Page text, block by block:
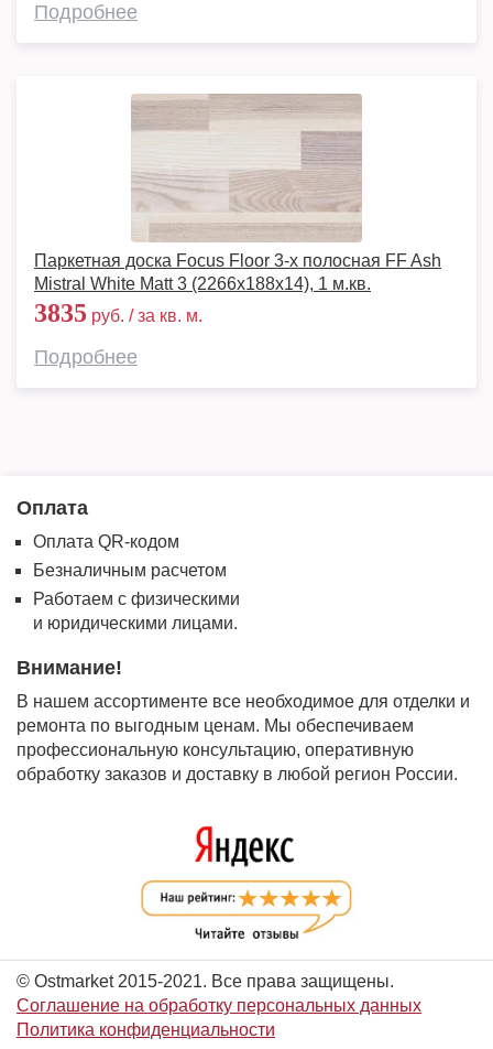
Подробнее
Паркетная доска Focus Floor 3-х полосная FF Ash
Mistral White Matt 3 (2266х188х14), 1 м.кв.
3835 руб. / за кв. м.
Подробнее
Оплата
Оплата QR-кодом
Безналичным расчетом
Работаем с физическими
и юридическими лицами.
Внимание!
В нашем ассортименте все необходимое для отделки и
ремонта по выгодным ценам. Мы обеспечиваем
профессиональную консультацию, оперативную
обработку заказов и доставку в любой регион России.
© Ostmarket 2015-2021. Все права защищены.
Соглашение на обработку персональных данных
Политика конфиденциальности